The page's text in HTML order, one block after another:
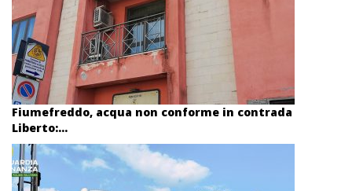
Fiumefreddo, acqua non conforme in contrada
Liberto:...